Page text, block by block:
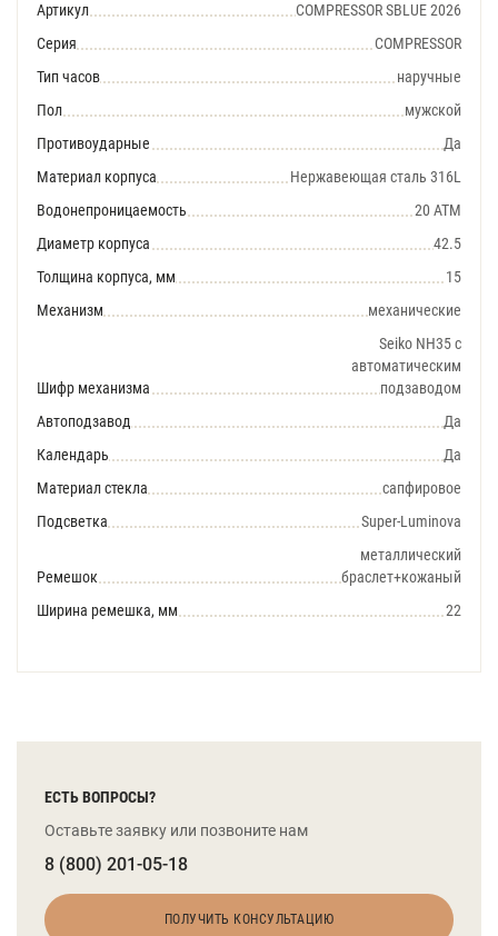
Артикул
COMPRESSOR SBLUE 2026
Серия
COMPRESSOR
Тип часов
наручные
Пол
мужской
Противоударные
Да
Материал корпуса
Нержавеющая сталь 316L
Водонепроницаемость
20 АТМ
Диаметр корпуса
42.5
Толщина корпуса, мм
15
Механизм
механические
Шифр механизма
Seiko NH35 с
автоматическим
подзаводом
Автоподзавод
Да
Календарь
Да
Материал стекла
сапфировое
Подсветка
Super-Luminova
Ремешок
металлический
браслет+кожаный
Ширина ремешка, мм
22
ЕСТЬ ВОПРОСЫ?
Оставьте заявку или позвоните нам
8 (800) 201-05-18
ПОЛУЧИТЬ КОНСУЛЬТАЦИЮ